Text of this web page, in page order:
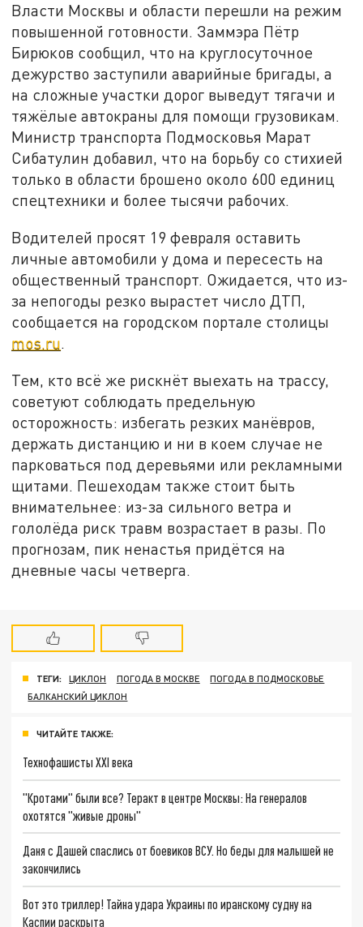
Власти Москвы и области перешли на режим
повышенной готовности. Заммэра Пётр
Бирюков сообщил, что на круглосуточное
дежурство заступили аварийные бригады, а
на сложные участки дорог выведут тягачи и
тяжёлые автокраны для помощи грузовикам.
Министр транспорта Подмосковья Марат
Сибатулин добавил, что на борьбу со стихией
только в области брошено около 600 единиц
спецтехники и более тысячи рабочих.
Водителей просят 19 февраля оставить
личные автомобили у дома и пересесть на
общественный транспорт. Ожидается, что из-
за непогоды резко вырастет число ДТП,
сообщается на городском портале столицы
mos.ru.
Тем, кто всё же рискнёт выехать на трассу,
советуют соблюдать предельную
осторожность: избегать резких манёвров,
держать дистанцию и ни в коем случае не
парковаться под деревьями или рекламными
щитами. Пешеходам также стоит быть
внимательнее: из-за сильного ветра и
гололёда риск травм возрастает в разы. По
прогнозам, пик ненастья придётся на
дневные часы четверга.
ТЕГИ: ЦИКЛОН ПОГОДА В МОСКВЕ
ПОГОДА В ПОДМОСКОВЬЕ
БАЛКАНСКИЙ ЦИКЛОН
ЧИТАЙТЕ ТАКЖЕ:
Технофашисты XXI века
"Кротами" были все? Теракт в центре Москвы: На генералов
охотятся "живые дроны"
Даня с Дашей спаслись от боевиков ВСУ. Но беды для малышей не
закончились
Вот это триллер! Тайна удара Украины по иранскому судну на
Каспии раскрыта